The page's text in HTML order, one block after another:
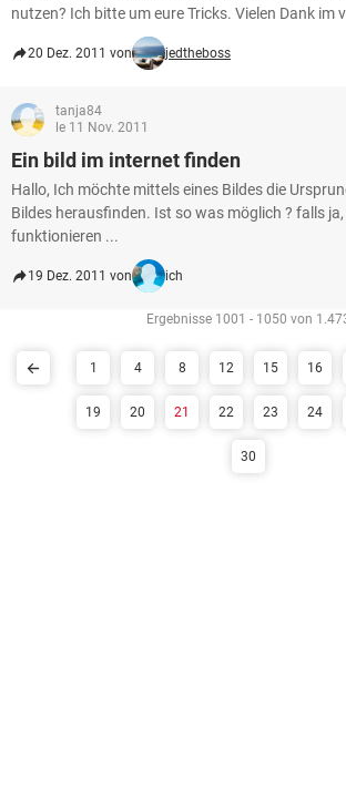
nutzen? Ich bitte um eure Tricks. Vielen Dank im
20 Dez. 2011 von jedtheboss
tanja84
le 11 Nov. 2011
Ein bild im internet finden
Hallo, Ich möchte mittels eines Bildes die
Bildes herausfinden. Ist so was möglich ? falls
funktionieren ...
19 Dez. 2011 von ich
Ergebnisse 1001 - 1050 von
1 4 8 12 15 16
19 20 21 22 23 24
30